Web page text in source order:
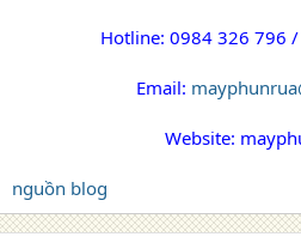
Hotline: 0984 326 796
Email:
Website:
nguồn blog